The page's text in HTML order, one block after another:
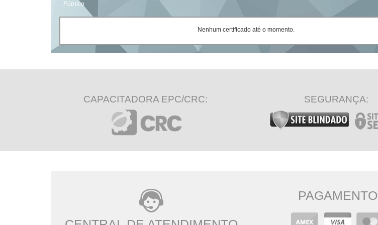
Público
Nenhum certificado até o momento.
CAPACITADORA EPC/CRC: SEGURANÇA:
PAGAMENTO